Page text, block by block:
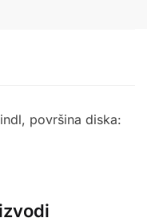
površina diska: